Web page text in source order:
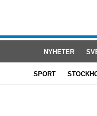
NYHETER
SPORT